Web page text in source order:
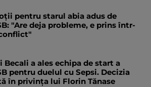
pentru starul abia adus de
"Are deja probleme, e prins într-
Becali a ales echipa de start a
pentru duelul cu Sepsi. Decizia
în privința lui Florin Tănase